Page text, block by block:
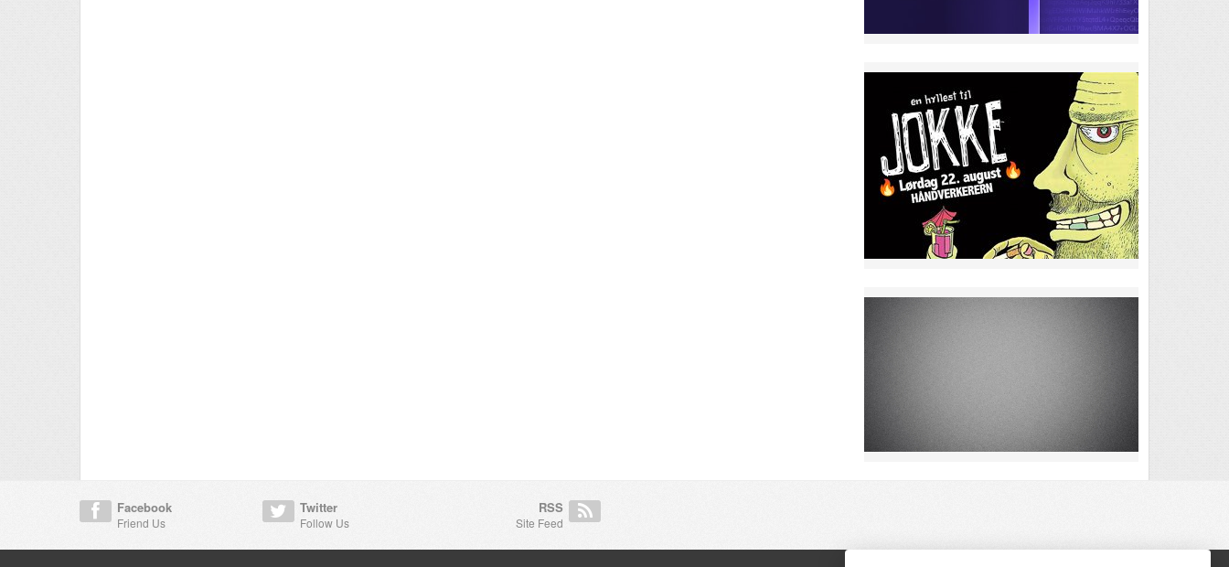
Facebook
Friend Us
Twitter
Follow Us
RSS
Site Feed